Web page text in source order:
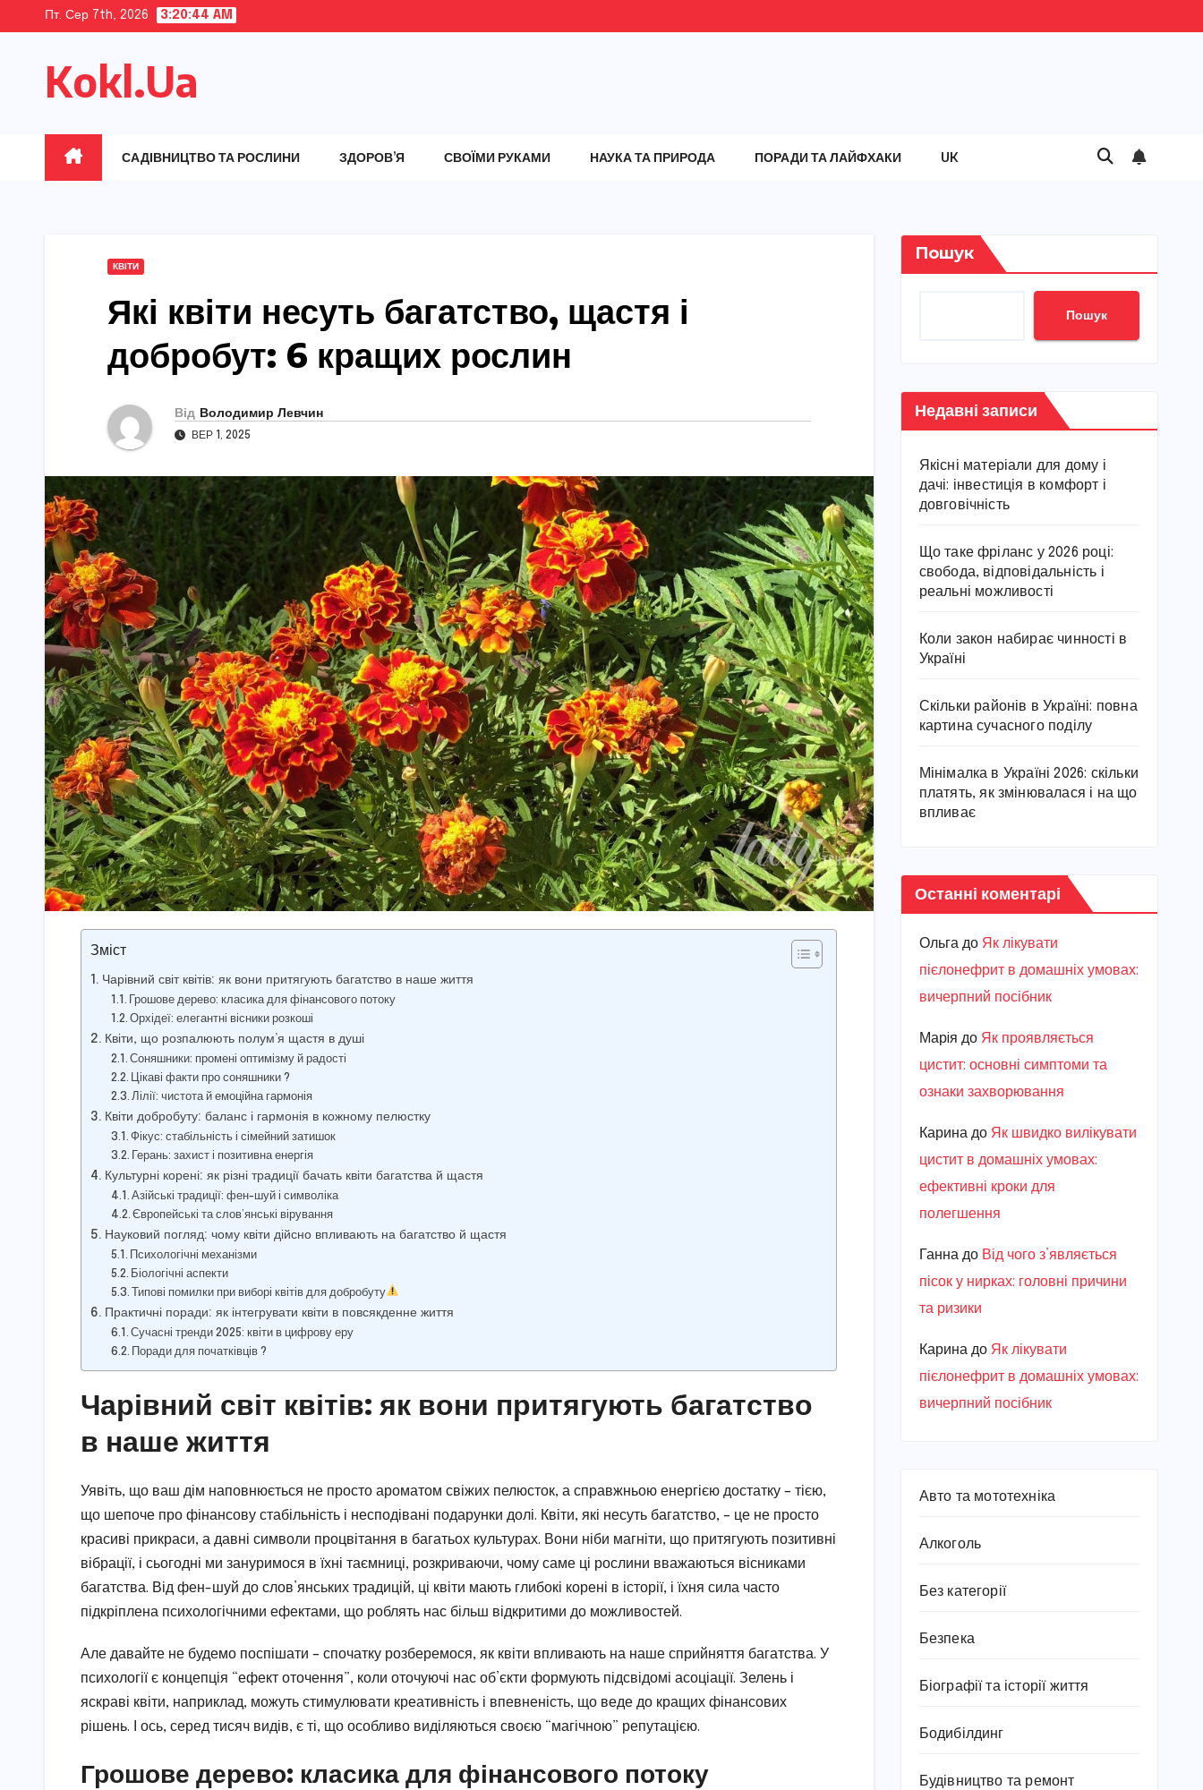
content
Пт. Сер 7th, 2026 3:20:45 AM
Kokl.Ua
САДІВНИЦТВО ТА РОСЛИНИ ЗДОРОВ’Я СВОЇМИ РУКАМИ НАУКА ТА ПРИРОДА ПОРАДИ ТА ЛАЙФХАКИ UK
КВІТИ
Які квіти несуть багатство, щастя і
добробут: 6 кращих рослин
Від Володимир Левчин
ВЕР 1, 2025
Зміст
Чарівний світ квітів: як вони притягують багатство в наше життя
Грошове дерево: класика для фінансового потоку
Орхідеї: елегантні вісники розкоші
Квіти, що розпалюють полум’я щастя в душі
Соняшники: промені оптимізму й радості
Цікаві факти про соняшники ?
Лілії: чистота й емоційна гармонія
Квіти добробуту: баланс і гармонія в кожному пелюстку
Фікус: стабільність і сімейний затишок
Герань: захист і позитивна енергія
Культурні корені: як різні традиції бачать квіти багатства й щастя
Азійські традиції: фен-шуй і символіка
Європейські та слов’янські вірування
Науковий погляд: чому квіти дійсно впливають на багатство й щастя
Психологічні механізми
Біологічні аспекти
Типові помилки при виборі квітів для добробуту
Практичні поради: як інтегрувати квіти в повсякденне життя
Сучасні тренди 2025: квіти в цифрову еру
Поради для початківців ?
Чарівний світ квітів: як вони притягують багатство
в наше життя
Уявіть, що ваш дім наповнюється не просто ароматом свіжих пелюсток, а справжньою енергією достатку – тією,
що шепоче про фінансову стабільність і несподівані подарунки долі. Квіти, які несуть багатство, – це не просто
красиві прикраси, а давні символи процвітання в багатьох культурах. Вони ніби магніти, що притягують позитивні
вібрації, і сьогодні ми зануримося в їхні таємниці, розкриваючи, чому саме ці рослини вважаються вісниками
багатства. Від фен-шуй до слов’янських традицій, ці квіти мають глибокі корені в історії, і їхня сила часто
підкріплена психологічними ефектами, що роблять нас більш відкритими до можливостей.
Але давайте не будемо поспішати – спочатку розберемося, як квіти впливають на наше сприйняття багатства. У
психології є концепція “ефект оточення”, коли оточуючі нас об’єкти формують підсвідомі асоціації. Зелень і
яскраві квіти, наприклад, можуть стимулювати креативність і впевненість, що веде до кращих фінансових
рішень. І ось, серед тисяч видів, є ті, що особливо виділяються своєю “магічною” репутацією.
Грошове дерево: класика для фінансового потоку
Пошук
Пошук
Недавні записи
Якісні матеріали для дому і
дачі: інвестиція в комфорт і
довговічність
Що таке фріланс у 2026 році:
свобода, відповідальність і
реальні можливості
Коли закон набирає чинності в
Україні
Скільки районів в Україні: повна
картина сучасного поділу
Мінімалка в Україні 2026: скільки
платять, як змінювалася і на що
впливає
Останні коментарі
Ольгадо Як лікувати
пієлонефрит в домашніх умовах:
вичерпний посібник
Марiя до Як проявляється
цистит: основні симптоми та
ознаки захворювання
Каринадо Як швидко вилікувати
цистит в домашніх умовах:
ефективні кроки для
полегшення
Ганнадо Від чого з’являється
пісок у нирках: головні причини
та ризики
Каринадо Як лікувати
пієлонефрит в домашніх умовах:
вичерпний посібник
Авто та мототехніка
Алкоголь
Без категорії
Безпека
Біографії та історії життя
Бодибілдинг
Будівництво та ремонт